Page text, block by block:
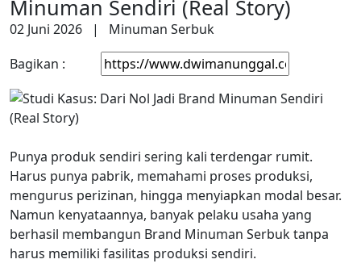
Minuman Sendiri (Real Story)
02 Juni 2026
| Minuman Serbuk
Bagikan :
Punya produk sendiri sering kali terdengar rumit.
Harus punya pabrik, memahami proses produksi,
mengurus perizinan, hingga menyiapkan modal besar.
Namun kenyataannya, banyak pelaku usaha yang
berhasil membangun Brand Minuman Serbuk tanpa
harus memiliki fasilitas produksi sendiri.